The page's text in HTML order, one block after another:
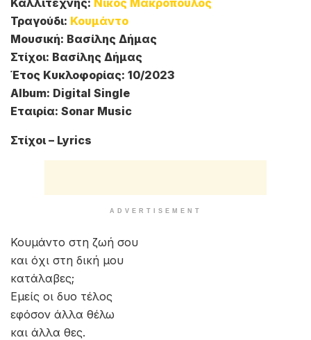
Καλλιτέχνης: Νίκος Μακρόπουλος
Τραγούδι: Κουμάντο
Μουσική: Βασίλης Δήμας
Στίχοι: Βασίλης Δήμας
Έτος Κυκλοφορίας: 10/2023
Album: Digital Single
Εταιρία: Sonar Music
Στίχοι – Lyrics
ADVERTISEMENT
Κουμάντο στη ζωή σου
και όχι στη δική μου
κατάλαβες;
Εμείς οι δυο τέλος
εφόσον άλλα θέλω
και άλλα θες.